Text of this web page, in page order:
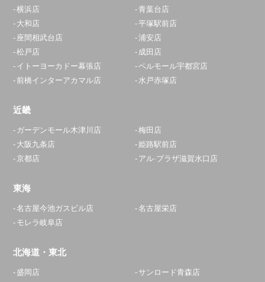
横浜店
青葉台店
大和店
平塚駅前店
座間相武台店
浦安店
松戸店
成田店
イトーヨーカドー幕張店
ベルモール宇都宮店
前橋インターアカマル店
水戸赤塚店
近畿
ガーデンモール木津川店
梅田店
大阪九条店
姫路駅前店
京都店
アル·プラザ滋賀水口店
東海
名古屋今池ガスビル店
名古屋栄店
モレラ岐阜店
北海道・東北
盛岡店 サンロード青森店